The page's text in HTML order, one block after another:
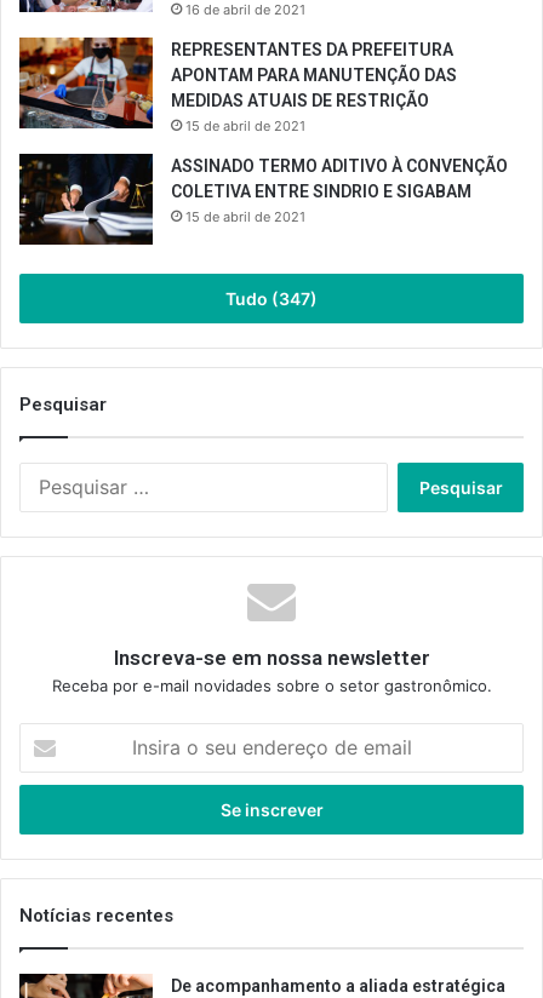
16 de abril de 2021
REPRESENTANTES DA PREFEITURA
APONTAM PARA MANUTENÇÃO DAS
MEDIDAS ATUAIS DE RESTRIÇÃO
15 de abril de 2021
ASSINADO TERMO ADITIVO À CONVENÇÃO
COLETIVA ENTRE SINDRIO E SIGABAM
15 de abril de 2021
Tudo (347)
Pesquisar
Inscreva-se em nossa newsletter
Receba por e-mail novidades sobre o setor gastronômico.
seu
de
email
Notícias recentes
De acompanhamento a aliada estratégica